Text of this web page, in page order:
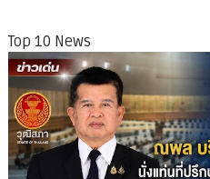
Top 10 News